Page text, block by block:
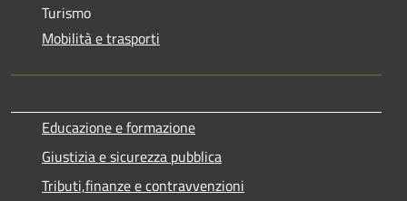
Turismo
Mobilità e trasporti
Educazione e formazione
Giustizia e sicurezza pubblica
Tributi,finanze e contravvenzioni